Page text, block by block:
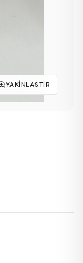
YAKINLASTIR